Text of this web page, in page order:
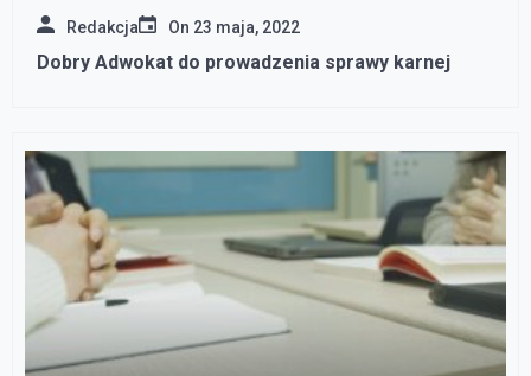
Redakcja On 23 maja, 2022
Dobry Adwokat do prowadzenia sprawy karnej